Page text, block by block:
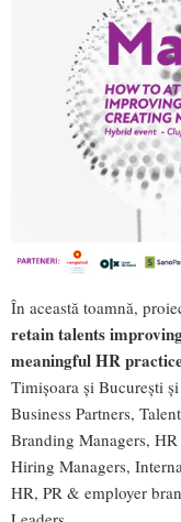
În această toamnă,
retain talents
meaningful HR
Timișoara și București
Business Partners,
Branding Managers,
Hiring Managers,
HR, PR & employer